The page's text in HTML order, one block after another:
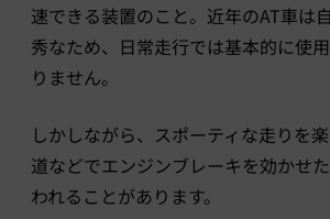
速できる装置のこと。近年のAT車は
秀なため、日常走行では基本的に使
りません。
しかしながら、スポーティな走りを
道などでエンジンブレーキを効かせ
われることがあります。